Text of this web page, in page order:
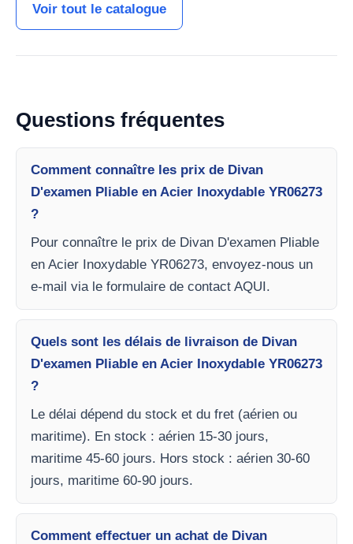
Voir tout le catalogue
Questions fréquentes
Comment connaître les prix de Divan
D'examen Pliable en Acier Inoxydable YR06273
?
Pour connaître le prix de Divan D'examen Pliable
en Acier Inoxydable YR06273, envoyez-nous un
e-mail via le formulaire de contact AQUI.
Quels sont les délais de livraison de Divan
D'examen Pliable en Acier Inoxydable YR06273
?
Le délai dépend du stock et du fret (aérien ou
maritime). En stock : aérien 15-30 jours,
maritime 45-60 jours. Hors stock : aérien 30-60
jours, maritime 60-90 jours.
Comment effectuer un achat de Divan